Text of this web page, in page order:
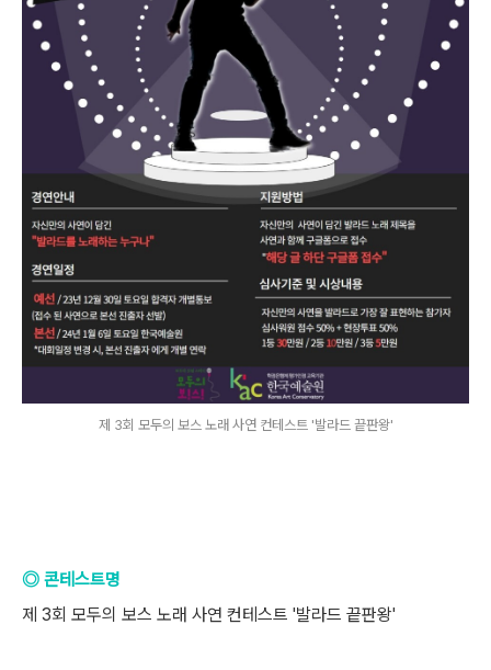
제 3회 모두의 보스 노래 사연 컨테스트 '발라드 끝판왕'
◎ 콘테스트명
제 3회 모두의 보스 노래 사연 컨테스트 '발라드 끝판왕'